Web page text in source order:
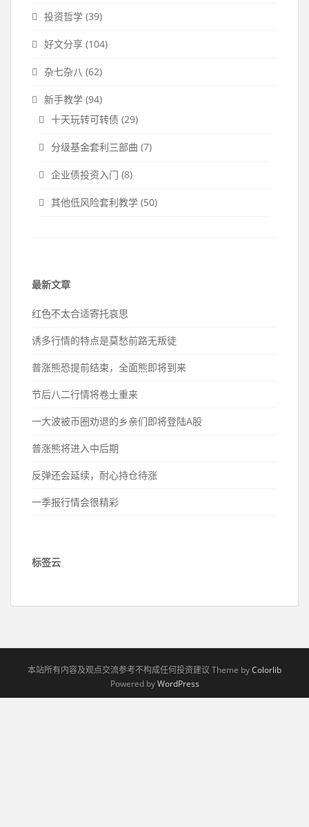
投资哲学 (39)
好文分享 (104)
杂七杂八 (62)
新手教学 (94)
十天玩转可转债 (29)
分级基金套利三部曲 (7)
企业债投资入门 (8)
其他低风险套利教学 (50)
最新文章
红色不太合适寄托哀思
诱多行情的特点是莫愁前路无叛徒
普涨熊恐提前结束，全面熊即将到来
节后八二行情将卷土重来
一大波被币圈劝退的乡亲们即将登陆A股
普涨熊将进入中后期
反弹还会延续，耐心持仓待涨
一季报行情会很精彩
标签云
本站所有内容及观点交流参考不构成任何投资建议 Theme byColorlib
Powered byWordPress